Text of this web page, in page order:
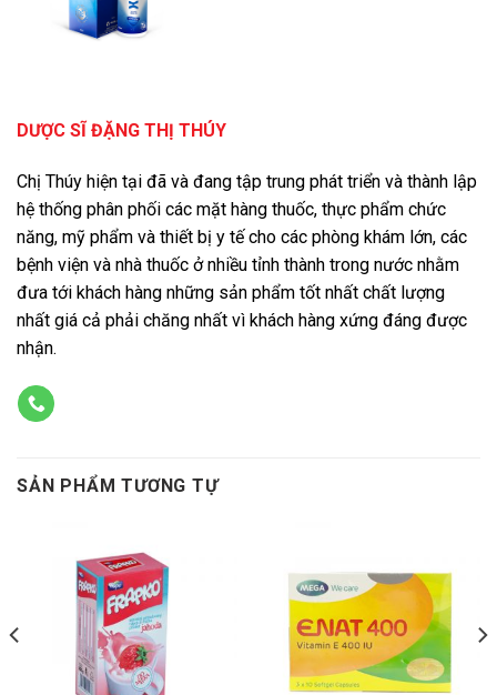
DƯỢC SĨ ĐẶNG THỊ THÚY
Chị Thúy hiện tại đã và đang tập trung phát triển và thành lập
hệ thống phân phối các mặt hàng thuốc, thực phẩm chức
năng, mỹ phẩm và thiết bị y tế cho các phòng khám lớn, các
bệnh viện và nhà thuốc ở nhiều tỉnh thành trong nước nhằm
đưa tới khách hàng những sản phẩm tốt nhất chất lượng
nhất giá cả phải chăng nhất vì khách hàng xứng đáng được
nhận.
SẢN PHẨM TƯƠNG TỰ